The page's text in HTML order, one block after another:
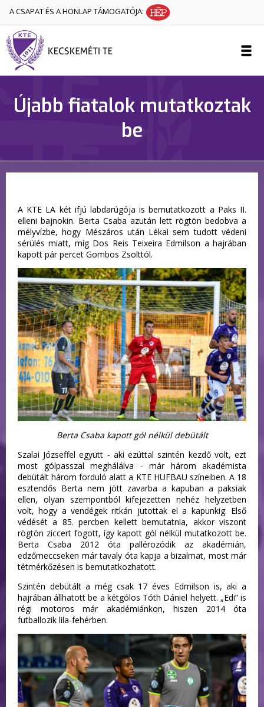
A CSAPAT ÉS A HONLAP TÁMOGATÓJA:
Újabb fiatalok mutatkoztak
be
A KTE LA két ifjú labdarúgója is bemutatkozott a Paks II.
elleni bajnokin. Berta Csaba azután lett rögtön bedobva a
mélyvízbe, hogy Mészáros után Lékai sem tudott védeni
sérülés miatt, míg Dos Reis Teixeira Edmilson a hajrában
kapott pár percet Gombos Zsolttól.
Berta Csaba kapott gól nélkül debütált
Szalai Józseffel együtt - aki ezúttal szintén kezdő volt, ezt
most gólpasszal meghálálva - már három akadémista
debütált három forduló alatt a KTE HUFBAU színeiben. A 18
esztendős Berta nem jött zavarba a kapuban a paksiak
ellen, olyan szempontból kifejezetten nehéz helyzetben
volt, hogy a vendégek ritkán jutottak el a kapunkig. Első
védését a 85. percben kellett bemutatnia, akkor viszont
rögtön ziccert fogott, így kapott gól nélkül mutatkozott be.
Berta Csaba 2012 óta pallérozódik az akadémián,
edzőmeccseken már tavaly óta kapja a bizalmat, most már
tétmérkőzésen is bemutatkozhatott.
Szintén debütált a még csak 17 éves Edmilson is, aki a
hajrában állhatott be a kétgólos Tóth Dániel helyett. „Edi” is
régi motoros már akadémiánkon, hiszen 2014 óta
futballozik lila-fehérben.